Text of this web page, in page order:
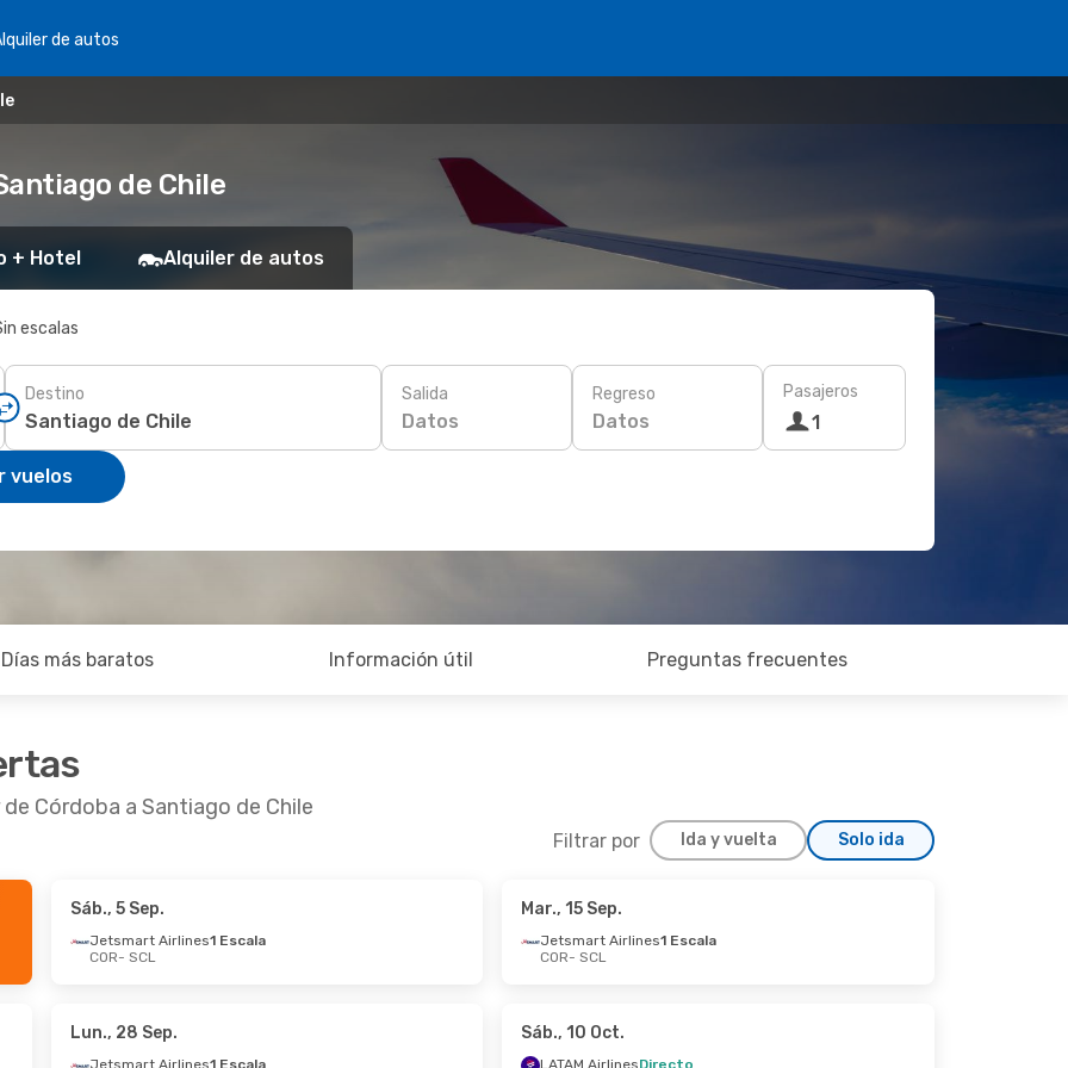
de autos
de Chile
+ Hotel Alquiler de autos
escalas
Destino Salida
Datos
Regreso
Datos
Pasajeros
1
vuelos
Días más baratos Información útil Preguntas frecuentes
Córdoba a Santiago de Chile
Filtrar por Ida y vuelta Solo ida
1 Escala
Sáb., 5 Sep.
Jetsmart Airlines1 Escala
COR- SCL
Mar., 15 Sep.
Jetsmart Airlines1 Escala
COR- SCL
Lun., 28 Sep.
Jetsmart Airlines1 Escala
Sáb., 10 Oct.
LATAM AirlinesDirecto